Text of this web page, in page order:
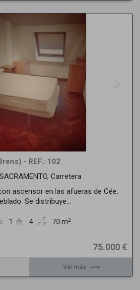
Next
- REF.: 102
Carretera
ascensor en las afueras de Cée.
Se distribuye...
1 4 70 m2
75.000 €
Ver más trending_flat